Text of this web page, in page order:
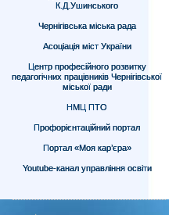
К.Д.Ушинського
Чернігівська міська рада
Асоціація міст України
Центр професійного розвитку
педагогічних працівників Чернігівської
міської ради
НМЦ ПТО
Профорієнтаційний портал
Портал «Моя кар’єра»
Youtube-канал управління освіти